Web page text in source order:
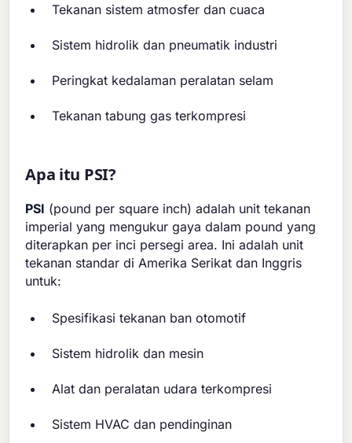
Tekanan sistem atmosfer dan cuaca
Sistem hidrolik dan pneumatik industri
Peringkat kedalaman peralatan selam
Tekanan tabung gas terkompresi
Apa itu PSI?
PSI (pound per square inch) adalah unit tekanan
imperial yang mengukur gaya dalam pound yang
diterapkan per inci persegi area. Ini adalah unit
tekanan standar di Amerika Serikat dan Inggris
untuk:
Spesifikasi tekanan ban otomotif
Sistem hidrolik dan mesin
Alat dan peralatan udara terkompresi
Sistem HVAC dan pendinginan